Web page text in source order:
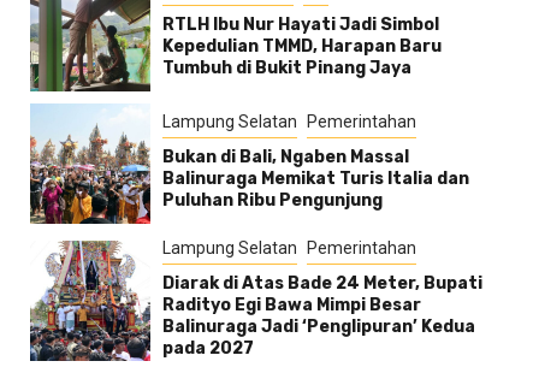
RTLH Ibu Nur Hayati Jadi Simbol
Kepedulian TMMD, Harapan Baru
Tumbuh di Bukit Pinang Jaya
Lampung Selatan Pemerintahan
Bukan di Bali, Ngaben Massal
Balinuraga Memikat Turis Italia dan
Puluhan Ribu Pengunjung
Lampung Selatan Pemerintahan
Diarak di Atas Bade 24 Meter, Bupati
Radityo Egi Bawa Mimpi Besar
Balinuraga Jadi ‘Penglipuran’ Kedua
pada 2027